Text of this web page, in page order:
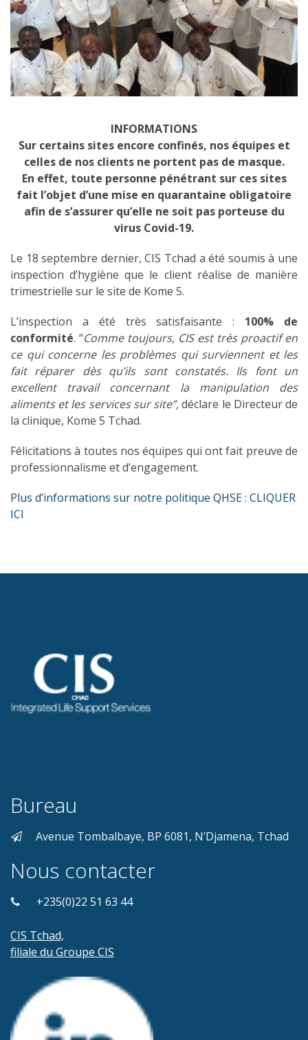
INFORMATIONS
Sur certains sites encore confinés, nos équipes et
celles de nos clients ne portent pas de masque.
En effet, toute personne pénétrant sur ces sites
fait l’objet d’une mise en quarantaine obligatoire
afin de s’assurer qu’elle ne soit pas porteuse du
virus Covid-19.
Le 18 septembre dernier, CIS Tchad a été soumis à une
inspection d’hygiène que le client réalise de manière
trimestrielle sur le site de Kome 5.
L’inspection a été très satisfaisante : 100% de
conformité. “Comme toujours, CIS est très proactif en
ce qui concerne les problèmes qui surviennent et les
fait réparer dès qu’ils sont constatés. Ils font un
excellent travail concernant la manipulation des
aliments et les services sur site”,déclare le Directeur de
la clinique, Kome 5 Tchad.
Félicitations à toutes nos équipes qui ont fait preuve de
professionnalisme et d’engagement.
Plus d’informations sur notre politique QHSE : CLIQUER
ICI
Bureau
Avenue Tombalbaye, BP 6081, N’Djamena, Tchad
Nous contacter
+235(0)22 51 63 44
CIS Tchad,
filiale du Groupe CIS